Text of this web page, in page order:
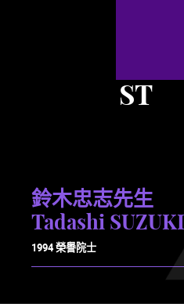
ST
鈴木忠志先生
Tadashi SUZUKI
1994 榮譽院士